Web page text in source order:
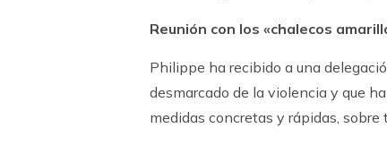
Reunión con los «chalecos
Philippe ha recibido a una
desmarcado de la violencia y que
medidas concretas y rápidas, sobre